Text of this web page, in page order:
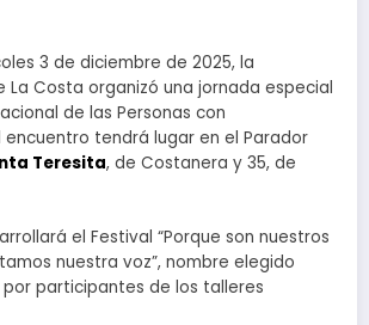
3 de diciembre de 2025, la
La Costa organizó una jornada especial
de las Personas con
encuentro tendrá lugar en el Parador
Teresita, de Costanera y 35, de
el Festival “Porque son nuestros
nuestra voz”, nombre elegido
participantes de los talleres